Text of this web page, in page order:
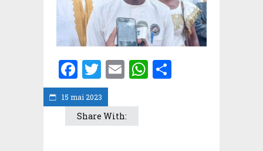
15 mai 2023
Facebook
Twitter
EmailWhatsApp
Share With: